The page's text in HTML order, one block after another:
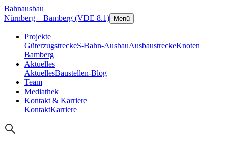
Bahnausbau
Nürnberg – Bamberg (VDE 8.1)
Menü
Projekte
GüterzugstreckeS-Bahn-AusbauAusbaustreckeKnoten
Bamberg
Aktuelles
AktuellesBaustellen-Blog
Team
Mediathek
Kontakt & Karriere
KontaktKarriere